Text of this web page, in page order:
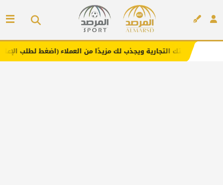
ويجذب لك مزيدًا من العملاء (اضغط لطلب الإعلان)